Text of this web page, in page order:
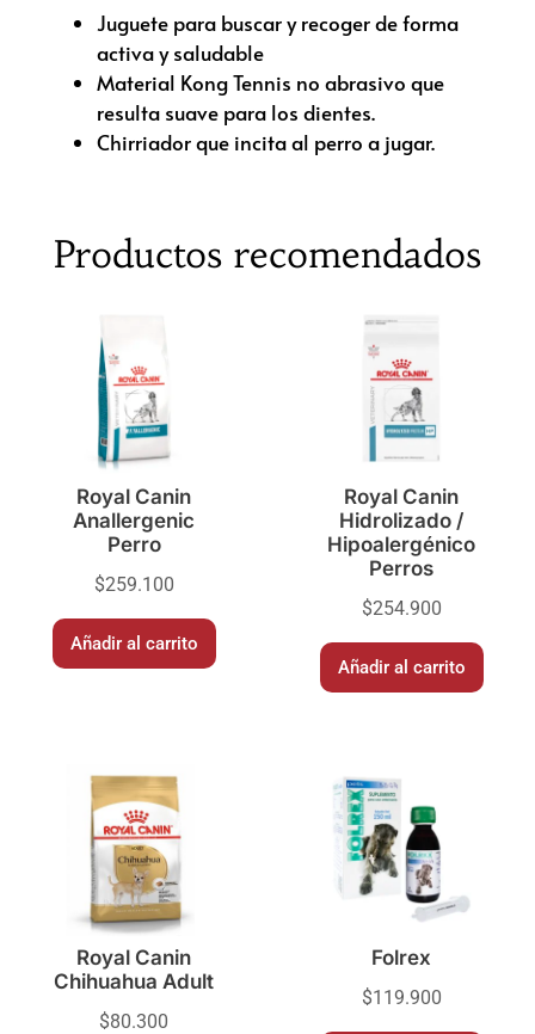
Juguete para buscar y recoger de forma
activa y saludable
Material Kong Tennis no abrasivo que
resulta suave para los dientes.
Chirriador que incita al perro a jugar.
Productos recomendados
Royal Canin
Anallergenic
Perro
$259.100
Añadir al carrito
Royal Canin
Hidrolizado /
Hipoalergénico
Perros
$254.900
Añadir al carrito
Royal Canin
Chihuahua Adult
$80.300
Folrex
$119.900